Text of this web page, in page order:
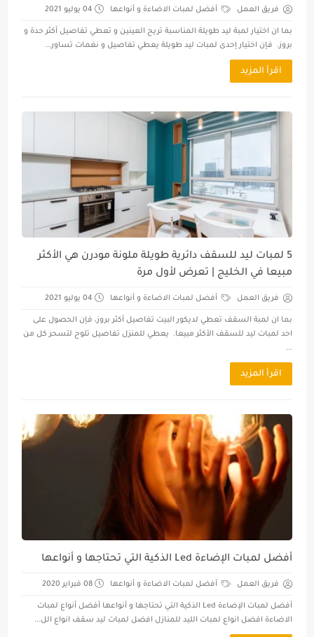
فريق العمل أفضل لمبات الاضاءة و أنواعها 04 يوليو 2021
بما ان اختيار لمبة ليد طويلة المناسبة تريح العينين و تعطي تفاصيل أكثر حدة و
بروز. فإن اختيار إحدى لمبات ليد طويلة يعطي تفاصيل و نغمات تساور...
اقرأ المزيد
5 لمبات ليد للسقف دائرية طويلة ملونة مودرن هي الأكثر
مبيعا في الخليج | تعرض لأول مرة
فريق العمل أفضل لمبات الاضاءة و أنواعها 04 يوليو 2021
بما ان لمبة السقف تعطي لديكور البيت تفاصيل أكثر بروز، فإن الحصول على
احد لمبات ليد للسقف الأكثر مبيعا. يعطي للمنزل تفاصيل تلوح لتسحر كل من
...
اقرأ المزيد
أفضل لمبات الإضاءة Led الذكية التي تحتاجها و أنواعها
فريق العمل أفضل لمبات الاضاءة و أنواعها 08 فبراير 2020
أفضل لمبات الإضاءة Led الذكية التي تحتاجها و أنواعها أفضل أنواع لمبات
الاضاءة افضل انواع لمبات الليد للمنازل افضل لمبات ليد سقف انواع الل...